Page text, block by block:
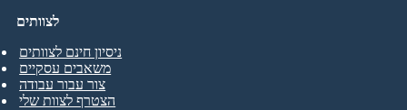
לצוותים
ניסיון חינם לצוותים
משאבים עסקיים
צור עבור עבודה
הצטרף לצוות שלי